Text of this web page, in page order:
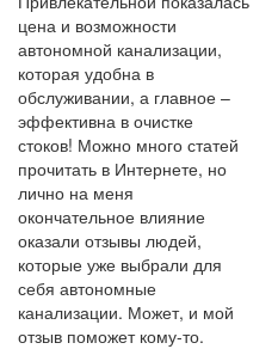
цена и возможности
автономной канализации,
которая удобна в
обслуживании, а главное –
эффективна в очистке
стоков! Можно много статей
прочитать в Интернете, но
лично на меня
окончательное влияние
оказали отзывы людей,
которые уже выбрали для
себя автономные
канализации. Может, и мой
отзыв поможет кому-то.